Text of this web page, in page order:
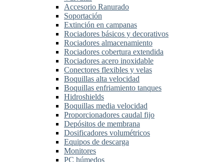
Accesorio Ranurado
Soportación
Extinción en campanas
Rociadores básicos y decorativos
Rociadores almacenamiento
Rociadores cobertura extendida
Rociadores acero inoxidable
Conectores flexibles y velas
Boquillas alta velocidad
Boquillas enfriamiento tanques
Hidroshields
Boquillas media velocidad
Proporcionadores caudal fijo
Depósitos de membrana
Dosificadores volumétricos
Equipos de descarga
Monitores
PC húmedos